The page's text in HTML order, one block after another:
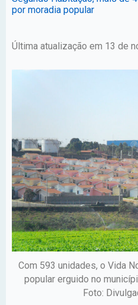
por moradia popular
Última atualização em 13 de
Com 593 unidades, o Vida
popular erguido no
Foto: